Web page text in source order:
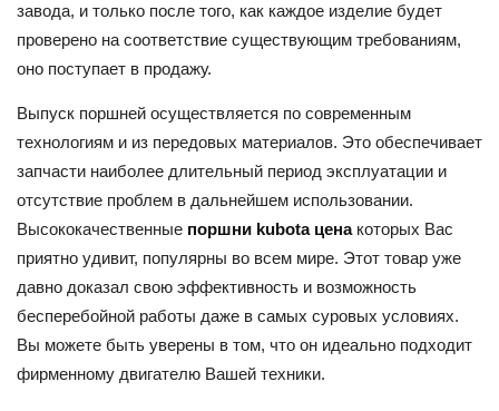
завода, и только после того, как каждое изделие будет
проверено на соответствие существующим требованиям,
оно поступает в продажу.
Выпуск поршней осуществляется по современным
технологиям и из передовых материалов. Это обеспечивает
запчасти наиболее длительный период эксплуатации и
отсутствие проблем в дальнейшем использовании.
Высококачественные поршни kubota ценакоторых Вас
приятно удивит, популярны во всем мире. Этот товар уже
давно доказал свою эффективность и возможность
бесперебойной работы даже в самых суровых условиях.
Вы можете быть уверены в том, что он идеально подходит
фирменному двигателю Вашей техники.